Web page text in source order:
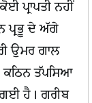
ਪ੍ਰਾਪਤੀ ਨਹੀਂ
ਦੇ ਅੱਗੇ
ਉਮਰ ਗਾਲ
ਕਠਿਨ ਤੱਪਸਿਆ
ਹੈ। ਗਰੀਬ